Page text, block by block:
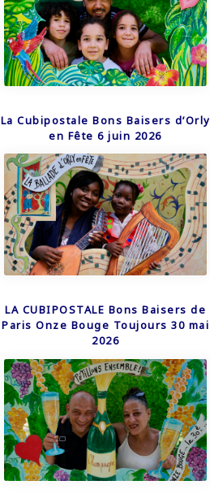
La Cubipostale Bons Baisers d’Orly
en Fête 6 juin 2026
LA CUBIPOSTALE Bons Baisers de
Paris Onze Bouge Toujours 30 mai
2026